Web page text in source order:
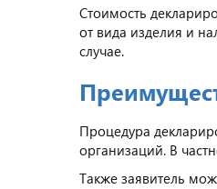
Стоимость
от вида изделия и
случае.
Процедура
организаций. В
Также заявитель